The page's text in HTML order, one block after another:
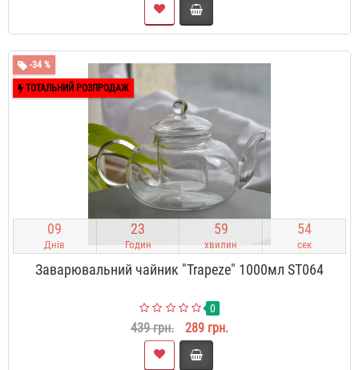
-34 %
ТОТАЛЬНИЙ РОЗПРОДАЖ
09
Днів
23
Годин
59
хвилин
53
сек
Заварювальний чайник "Trapeze" 1000мл ST064
0
439 грн. 289 грн.